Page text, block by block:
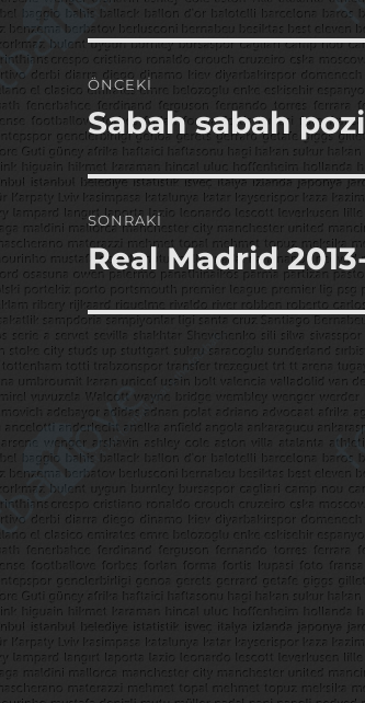
Yazı
gezinmesi
ÖNCEKI
Önceki
yazı:
Sabah sabah
SONRAKI
Sonraki
yazı:
Real Madrid